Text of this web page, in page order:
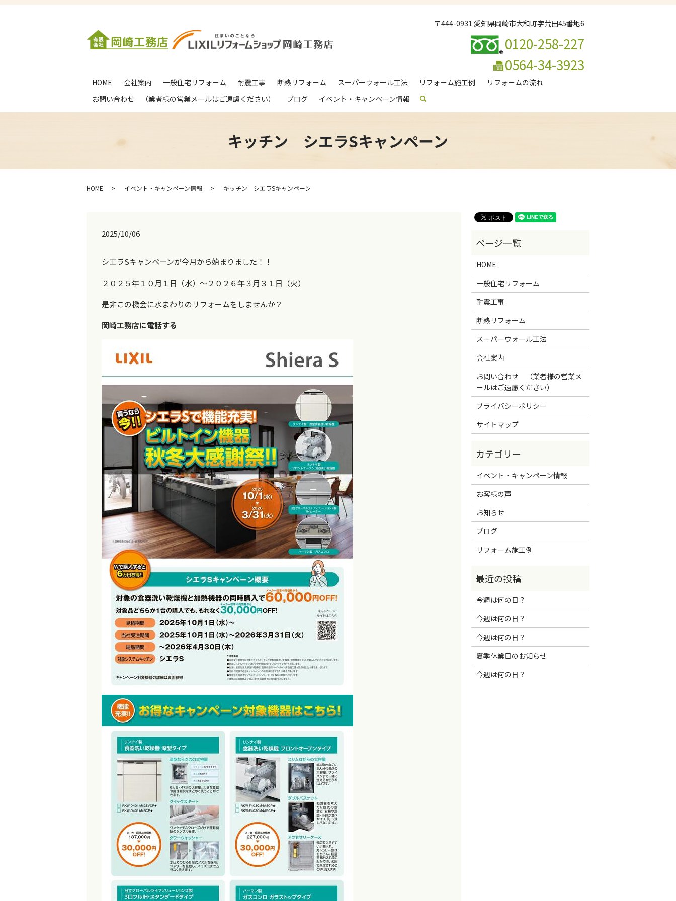
〒444-0931 愛知県岡崎市大和町字荒田45番地6
0120-258-227
0564-34-3923
HOME 会社案内 一般住宅リフォーム 耐震工事 断熱リフォーム スーパーウォール工法 リフォーム施工例
リフォームの流れ
お問い合わせ （業者様の営業メールはご遠慮ください）
ブログ イベント・キャンペーン情報 search
キッチン シエラSキャンペーン
HOME イベント・キャンペーン情報 キッチン シエラSキャンペーン
2025/10/06
シエラSキャンペーンが今月から始まりました！！
２０２５年１０月１日（水）～２０２６年３月３１日（火）
是非この機会に水まわりのリフォームをしませんか？
岡崎工務店に電話する
HOME
一般住宅リフォーム
耐震工事
断熱リフォーム
スーパーウォール工法
会社案内
お問い合わせ （業者様の営業メ
ールはご遠慮ください）
プライバシーポリシー
サイトマップ
イベント・キャンペーン情報
お客様の声
お知らせ
ブログ
リフォーム施工例
今週は何の日？
今週は何の日？
今週は何の日？
夏季休業日のお知らせ
今週は何の日？